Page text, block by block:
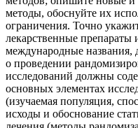
методы, обоснуйте их
ограничения. Точно
лекарственные препараты
международные названия,
о проведении
исследований должны
основных элементах
(изучаемая популяция,
исходы и обоснование